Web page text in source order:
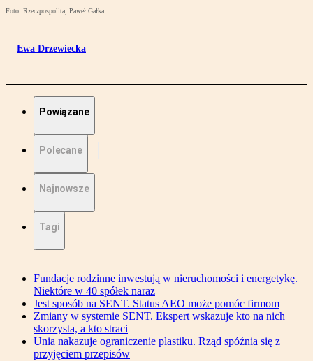
Foto: Rzeczpospolita, Paweł Gałka
Ewa Drzewiecka
Powiązane
Polecane
Najnowsze
Tagi
Fundacje rodzinne inwestują w nieruchomości i energetykę.
Niektóre w 40 spółek naraz
Jest sposób na SENT. Status AEO może pomóc firmom
Zmiany w systemie SENT. Ekspert wskazuje kto na nich
skorzysta, a kto straci
Unia nakazuje ograniczenie plastiku. Rząd spóźnia się z
przyjęciem przepisów